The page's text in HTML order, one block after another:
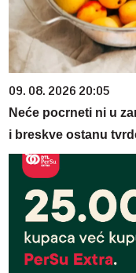
09. 08. 2026 20:05
Neće pocrneti ni u
i breskve ostanu